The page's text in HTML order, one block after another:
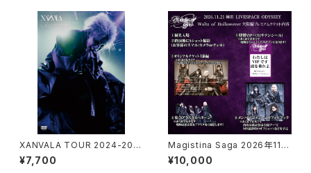
XANVALA TOUR 2024-202
5 "Ark" #5 GRAND FINAL at
EX THEATER ROPPONGI 20
¥7,700
Magistina Saga 2026年11月
21日(土) 梅田 LIVESPACE OD
YSSEY プレミアムSチケット
¥10,000